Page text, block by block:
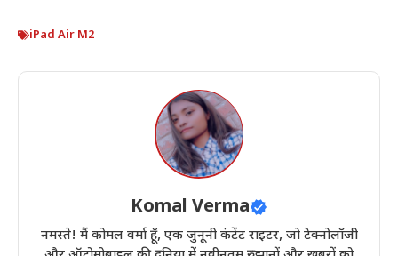
iPad Air M2
Komal Verma
नमस्ते! मैं कोमल वर्मा हूँ, एक जुनूनी कंटेंट राइटर, जो टेक्नोलॉजी